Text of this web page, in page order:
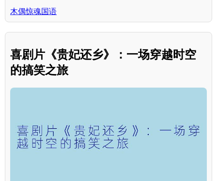
木偶惊魂国语
喜剧片《贵妃还乡》：一场穿越时空
的搞笑之旅